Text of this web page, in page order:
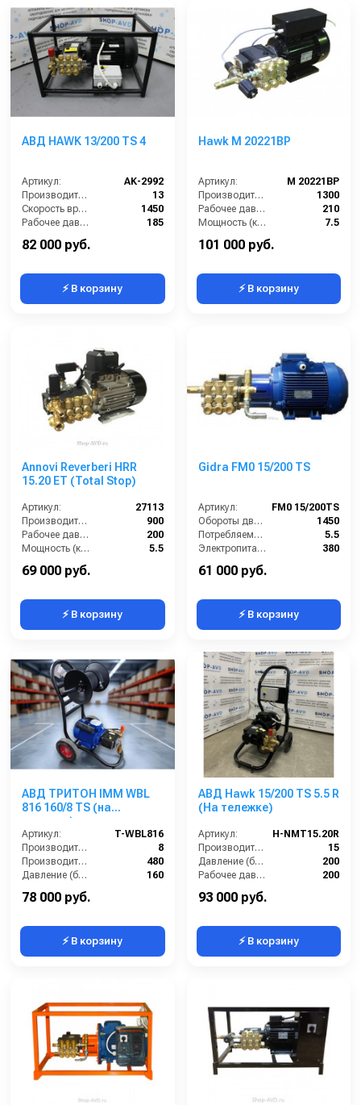
АВД HAWK 13/200 TS 4
Артикул:
AK-2992
Производительность (л/мин):
13
Скорость вращения (об/мин):
1450
Рабочее давление (бар):
185
Мощность (кВт):
82 000 руб.
⚡ В корзину
Hawk M 20221BP
Артикул:
M 20221BP
Производительность (л/ч):
1300
Рабочее давление (бар):
210
Мощность (кВт):
7.5
101 000 руб.
⚡ В корзину
Annovi Reverberi HRR
15.20 ET (Total Stop)
Артикул:
27113
Производительность (л/ч):
900
Рабочее давление (бар):
200
Мощность (кВт):
5.5
Электропитание (В):
69 000 руб.
⚡ В корзину
Gidra FM0 15/200 TS
Артикул:
FM0 15/200TS
Обороты двигателя (об/мин):
1450
Потребляемая мощность (кВт):
5.5
Электропитание (В):
380
Производительность (л/ч):
61 000 руб.
⚡ В корзину
АВД ТРИТОН IMM WBL
816 160/8 TS (на
тележке)
Артикул:
T-WBL816
Производительность (л/мин):
8
Производительность (л/ч):
480
Давление (бар):
160
78 000 руб.
⚡ В корзину
АВД Hawk 15/200 TS 5.5 R
(На тележке)
Артикул:
H-NMT15.20R
Производительность (л/мин):
15
Давление (бар):
200
Рабочее давление (бар):
200
93 000 руб.
⚡ В корзину